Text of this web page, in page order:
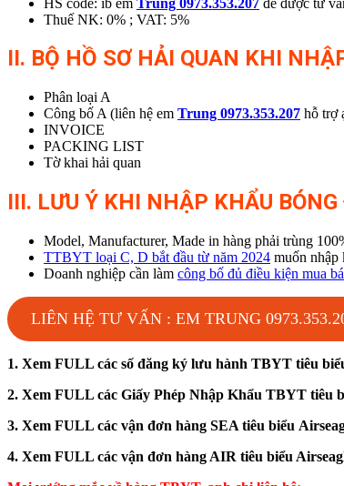
Thuế NK: 0% ; VAT: 5%
II. BỘ HỒ SƠ HẢI QUAN KHI
Phân loại A
Công bố A (liên hệ em Trung 0973.353.207 hỗ trợ
INVOICE
PACKING LIST
Tờ khai hải quan
III. LƯU Ý KHI NHẬP KHẨU
Model, Manufacturer, Made in hàng phải trùng
TTBYT loại C, D bắt đầu từ năm 2024 muốn nhập
Doanh nghiệp cần làm công bố đủ điều kiện mua
LIÊN HỆ TƯ VẤN : EM TRUNG
1. Xem FULL các số đăng ký lưu hành TBYT tiêu
2. Xem FULL các Giấy Phép Nhập Khẩu TBYT tiêu
3. Xem FULL các vận đơn hàng SEA tiêu biểu
4. Xem FULL các vận đơn hàng AIR tiêu biểu